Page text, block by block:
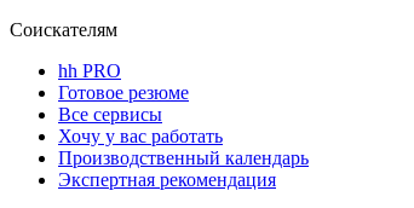
Соискателям
hh PRO
Готовое резюме
Все сервисы
Хочу у вас работать
Производственный календарь
Экспертная рекомендация